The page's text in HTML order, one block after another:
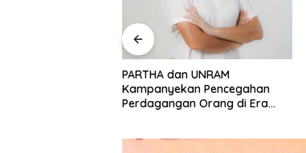
NTB Selangkah Lagi Terapkan
Sistem Manajemen Talenta ASN